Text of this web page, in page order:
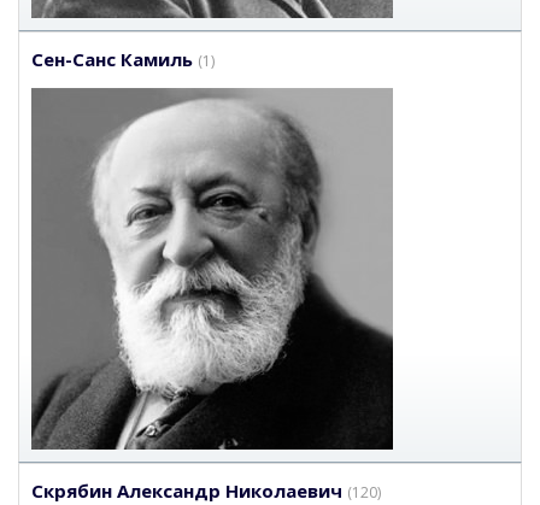
Сен-Санс Камиль (1)
Скрябин Александр Николаевич (120)